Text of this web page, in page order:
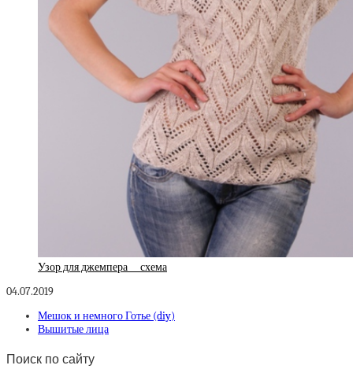
Узор для джемпера __ схема
04.07.2019
Мешок и немного Готье (diy)
Вышитые лица
Поиск по сайту